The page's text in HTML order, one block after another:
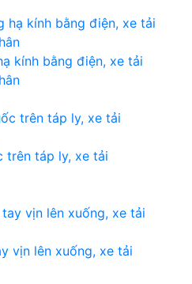
kính bằng điện, xe tải
trên táp ly, xe tải
vịn lên xuống, xe tải